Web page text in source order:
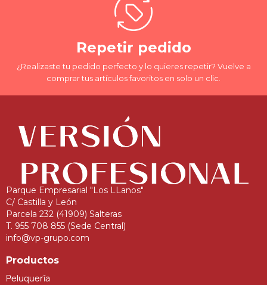
Repetir pedido
¿Realizaste tu pedido perfecto y lo quieres repetir? Vuelve a
comprar tus artículos favoritos en solo un clic.
Parque Empresarial "Los LLanos"
C/ Castilla y León
Parcela 232 (41909) Salteras
T. 955 708 855 (Sede Central)
info@vp-grupo.com
Productos
Peluquería